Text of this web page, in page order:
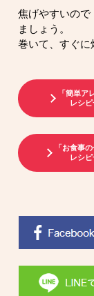
焦げやすいので
ましょう。
巻いて、すぐに
「簡単ア
レシ
「お食事の
レシ